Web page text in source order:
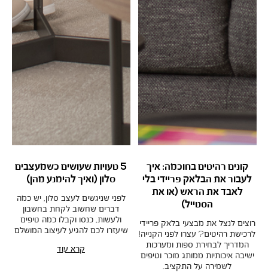
קונים רהיטים בחוכמה: איך
לעבור את הבלאק פריידי בלי
לאבד את הראש (או את
הסטייל)
רוצים לנצל את מבצעי בלאק פריידי
לרכישת רהיטים? עצרו לפני הקנייה!
המדריך לבחירת ספות ומערכות
ישיבה איכותיות ממותג מוכר וטיפים
לשמירה על התקציב.
5 טעויות שעושים כשמעצבים
סלון (ואיך להימנע מהן)
לפני שניגשים לעצב סלון, יש כמה
דברים שחשוב לקחת בחשבון
ולעשות, כנסו וקבלו כמה טיפים
שיעזרו לכם להגיע לעיצוב המושלם
קרא עוד